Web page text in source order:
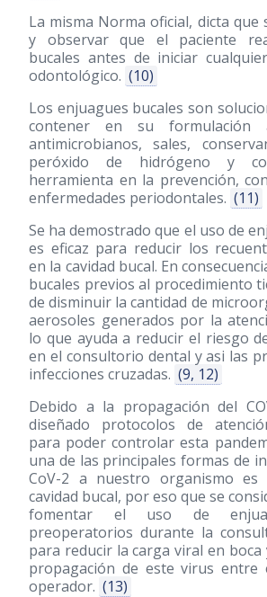
La misma Norma oficial, dicta que
y observar que el paciente
bucales antes de iniciar
odontológico. (10)
Los enjuagues bucales son
contener en su formulación
antimicrobianos, sales,
peróxido de hidrógeno y
herramienta en la prevención,
enfermedades periodontales. (11)
Se ha demostrado que el uso de
es eficaz para reducir los
en la cavidad bucal. En
bucales previos al procedimiento
de disminuir la cantidad de
aerosoles generados por la
lo que ayuda a reducir el riesgo
en el consultorio dental y asi las
infecciones cruzadas. (9, 12)
Debido a la propagación del
diseñado protocolos de
para poder controlar esta
una de las principales formas de
CoV-2 a nuestro organismo
cavidad bucal, por eso que se
fomentar el uso de
preoperatorios durante la
para reducir la carga viral en
propagación de este virus entre
operador. (13)